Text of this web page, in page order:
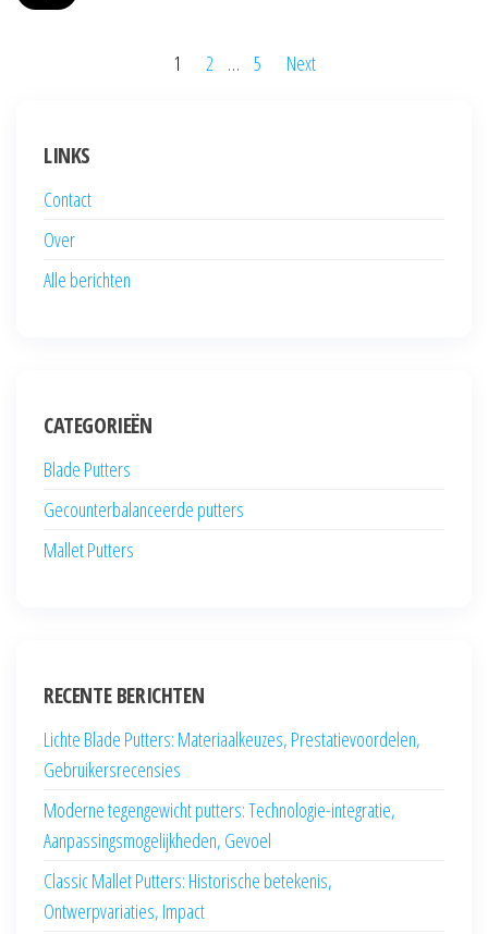
1 2 … 5 Next
LINKS
Contact
Over
Alle berichten
CATEGORIEËN
Blade Putters
Gecounterbalanceerde putters
Mallet Putters
RECENTE BERICHTEN
Lichte Blade Putters: Materiaalkeuzes, Prestatievoordelen,
Gebruikersrecensies
Moderne tegengewicht putters: Technologie-integratie,
Aanpassingsmogelijkheden, Gevoel
Classic Mallet Putters: Historische betekenis,
Ontwerpvariaties, Impact